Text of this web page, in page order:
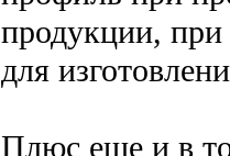
продукции, при
для
Плюс еще и в